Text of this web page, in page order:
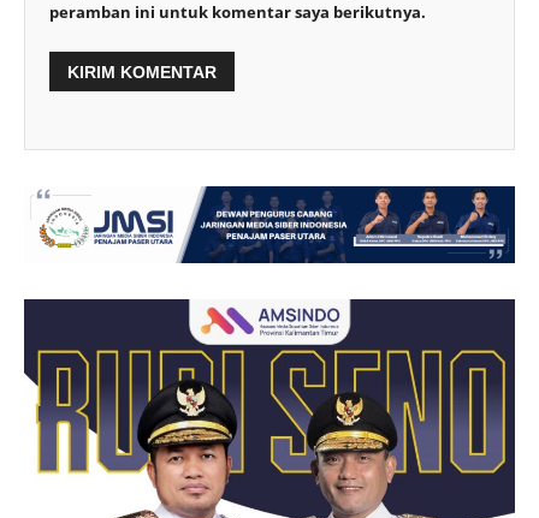
peramban ini untuk komentar saya berikutnya.